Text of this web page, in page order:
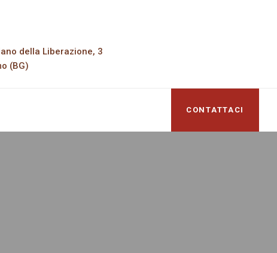
della Liberazione, 3
(BG)
CONTATTACI